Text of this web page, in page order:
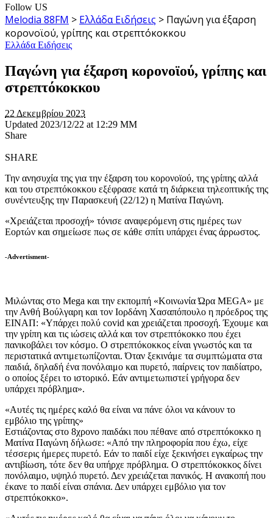
Follow US
Melodia 88FM > Ελλάδα Ειδήσεις > Παγώνη για έξαρση
κορονοϊού, γρίπης και στρεπτόκοκκου
Ελλάδα Ειδήσεις
Παγώνη για έξαρση κορονοϊού, γρίπης και
στρεπτόκοκκου
22 Δεκεμβρίου 2023
Updated 2023/12/22 at 12:29 ΜΜ
Share
SHARE
Την ανησυχία της για την έξαρση του κορονοϊού, της γρίπης αλλά
και του στρεπτόκοκκου εξέφρασε κατά τη διάρκεια τηλεοπτικής της
συνέντευξης την Παρασκευή (22/12) η Ματίνα Παγώνη.
«Χρειάζεται προσοχή» τόνισε αναφερόμενη στις ημέρες των
Εορτών και σημείωσε πως σε κάθε σπίτι υπάρχει ένας άρρωστος.
-Advertisment-
Μιλώντας στο Mega και την εκπομπή «Κοινωνία Ώρα MEGA» με
την Ανθή Βούλγαρη και τον Ιορδάνη Χασαπόπουλο η πρόεδρος της
ΕΙΝΑΠ: «Υπάρχει πολύ covid και χρειάζεται προσοχή. Έχουμε και
την γρίπη και τις ιώσεις αλλά και τον στρεπτόκοκκο που έχει
πανικοβάλει τον κόσμο. Ο στρεπτόκοκκος είναι γνωστός και τα
περιστατικά αντιμετωπίζονται. Όταν ξεκινάμε τα συμπτώματα στα
παιδιά, δηλαδή ένα πονόλαιμο και πυρετό, παίρνεις τον παιδίατρο,
ο οποίος ξέρει το ιστορικό. Εάν αντιμετωπιστεί γρήγορα δεν
υπάρχει πρόβλημα».
«Αυτές τις ημέρες καλό θα είναι να πάνε όλοι να κάνουν το
εμβόλιο της γρίπης»
Εστιάζοντας στο 8χρονο παιδάκι που πέθανε από στρεπτόκοκκο η
Ματίνα Παγώνη δήλωσε: «Από την πληροφορία που έχω, είχε
τέσσερις ήμερες πυρετό. Εάν το παιδί είχε ξεκινήσει εγκαίρως την
αντιβίωση, τότε δεν θα υπήρχε πρόβλημα. Ο στρεπτόκοκκος δίνει
πονόλαιμο, υψηλό πυρετό. Δεν χρειάζεται πανικός. Η ανακοπή που
έκανε το παιδί είναι σπάνια. Δεν υπάρχει εμβόλιο για τον
στρεπτόκοκκο».